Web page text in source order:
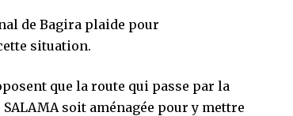
de Bagira plaide pour
situation.
que la route qui passe par la
soit aménagée pour y mettre